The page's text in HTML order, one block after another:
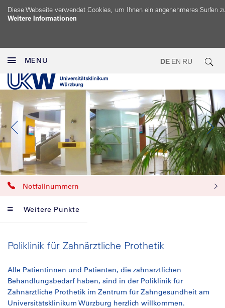
Diese Webseite verwendet Cookies, um Ihnen ein angenehmeres Surfen
Weitere Informationen
MENU DE EN RU
Notfallnummern
Weitere Punkte
Poliklinik für Zahnärztliche Prothetik
Alle Patientinnen und Patienten, die zahnärztlichen
Behandlungsbedarf haben, sind in der Poliklinik für
Zahnärztliche Prothetik im Zentrum für Zahngesundheit am
Universitätsklinikum Würzburg herzlich willkommen.